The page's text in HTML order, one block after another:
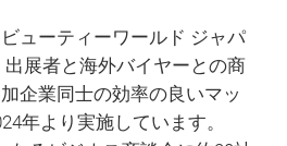
ューティーワールド ジャパ
展者と海外バイヤーとの商
企業同士の効率の良いマッ
年より実施しています。